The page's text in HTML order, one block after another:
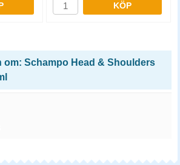
KÖP
om: Schampo Head & Shoulders